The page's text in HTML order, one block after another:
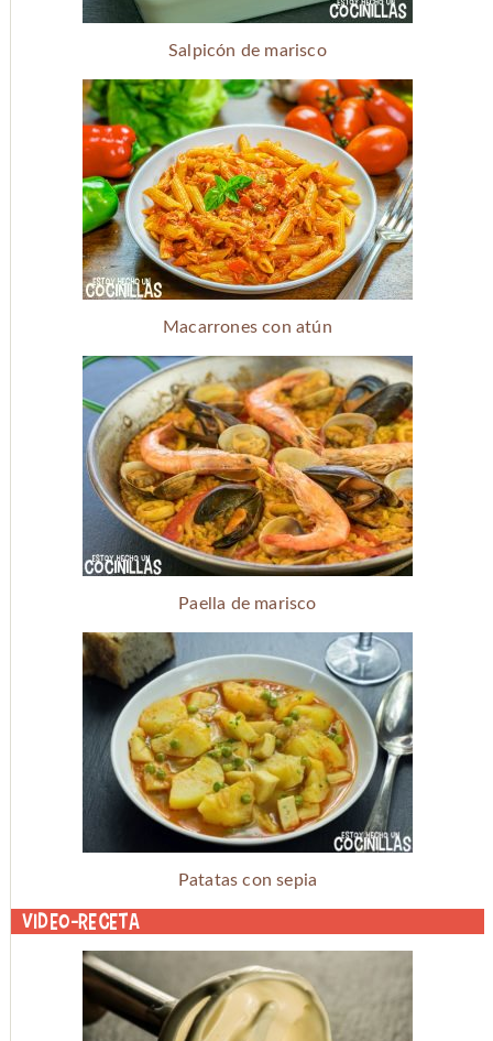
Salpicón de marisco
Macarrones con atún
Paella de marisco
Patatas con sepia
Video-receta